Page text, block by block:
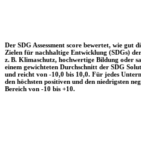
Der SDG Assessment score bewertet, wie gut
Zielen für nachhaltige Entwicklung (SDGs)
z. B. Klimaschutz, hochwertige Bildung oder
einem gewichteten Durchschnitt der SDG
und reicht von -10,0 bis 10,0. Für jedes
den höchsten positiven und den niedrigsten
Bereich von -10 bis +10.